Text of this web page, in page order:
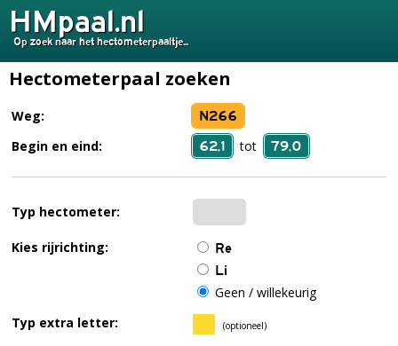
HMpaal.nl
Op zoek naar het hectometerpaaltje...
Hectometerpaal zoeken
Weg: N266
Begin en eind: 62,1 tot 79,0
Typ hectometer:
Kies rijrichting:
Re
Li
Geen / willekeurig
Typ extra letter:
(optioneel)